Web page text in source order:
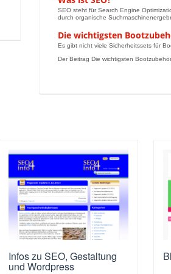
SEO steht für Search Engine
durch organische
Die wichtigsten
Es gibt nicht viele Sicherheitssets für
Der Beitrag Die wichtigsten
Infos zu SEO, Gestaltung
und Wordpress